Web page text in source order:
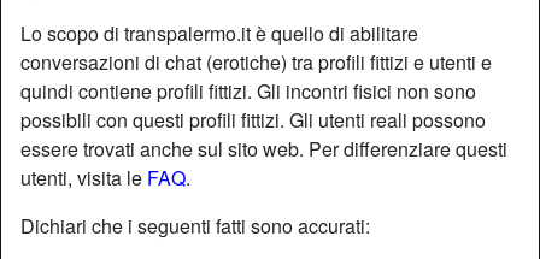
Lo scopo di transpalermo.it è quello di abilitare
conversazioni di chat (erotiche) tra profili fittizi e utenti e
quindi contiene profili fittizi. Gli incontri fisici non sono
possibili con questi profili fittizi. Gli utenti reali possono
essere trovati anche sul sito web. Per differenziare questi
utenti, visita le FAQ.
Dichiari che i seguenti fatti sono accurati:
starAggiungi chatChatta adesso